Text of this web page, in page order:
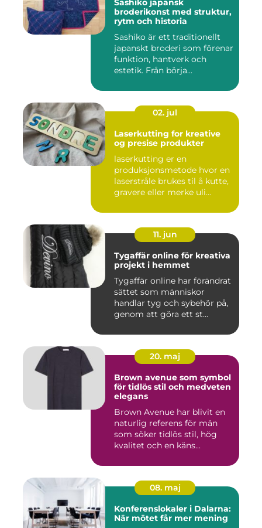
Sashiko japansk
broderikonst med struktur,
rytm och historia
Sashiko är ett traditionellt
japanskt broderi som förenar
funktion, hantverk och
estetik. Från börja...
02. jul
Laserkutting for kreative
og presise produkter
laserkutting er en
produksjonsmetode hvor en
laserstråle brukes til å kutte,
gravere eller merke uli...
11. jun
Tygaffär online för kreativa
projekt i hemmet
Tygaffär online har förändrat
sättet som människor
handlar tyg och sybehör på,
genom att göra ett st...
20. maj
Brown avenue som symbol
för tidlös stil och medveten
elegans
Brown Avenue har blivit en
naturlig referens för män
som söker tidlös stil, hög
kvalitet och en käns...
08. maj
Konferenslokaler i Dalarna:
När mötet får mer mening